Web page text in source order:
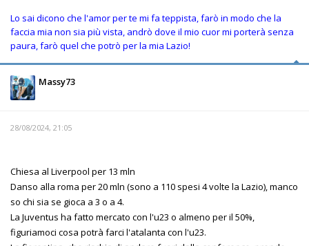
Lo sai dicono che l'amor per te mi fa teppista, farò in modo che la
faccia mia non sia più vista, andrò dove il mio cuor mi porterà senza
paura, farò quel che potrò per la mia Lazio!
Massy73
28/08/2024, 21:05
Chiesa al Liverpool per 13 mln
Danso alla roma per 20 mln (sono a 110 spesi 4 volte la Lazio), manco
so chi sia se gioca a 3 o a 4.
La Juventus ha fatto mercato con l'u23 o almeno per il 50%,
figuriamoci cosa potrà farci l'atalanta con l'u23.